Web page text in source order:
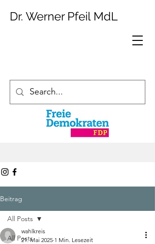
Dr. Werner Pfeil MdL
Beitrag
All Posts
All Posts
wahlkreis
21. Mai 2025 1 Min. Lesezeit